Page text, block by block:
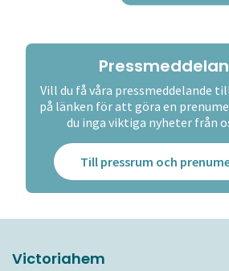
Vill du få våra pressmeddelande
på länken för att göra en
du inga viktiga nyheter från
Till pressrum och
Victoriahem